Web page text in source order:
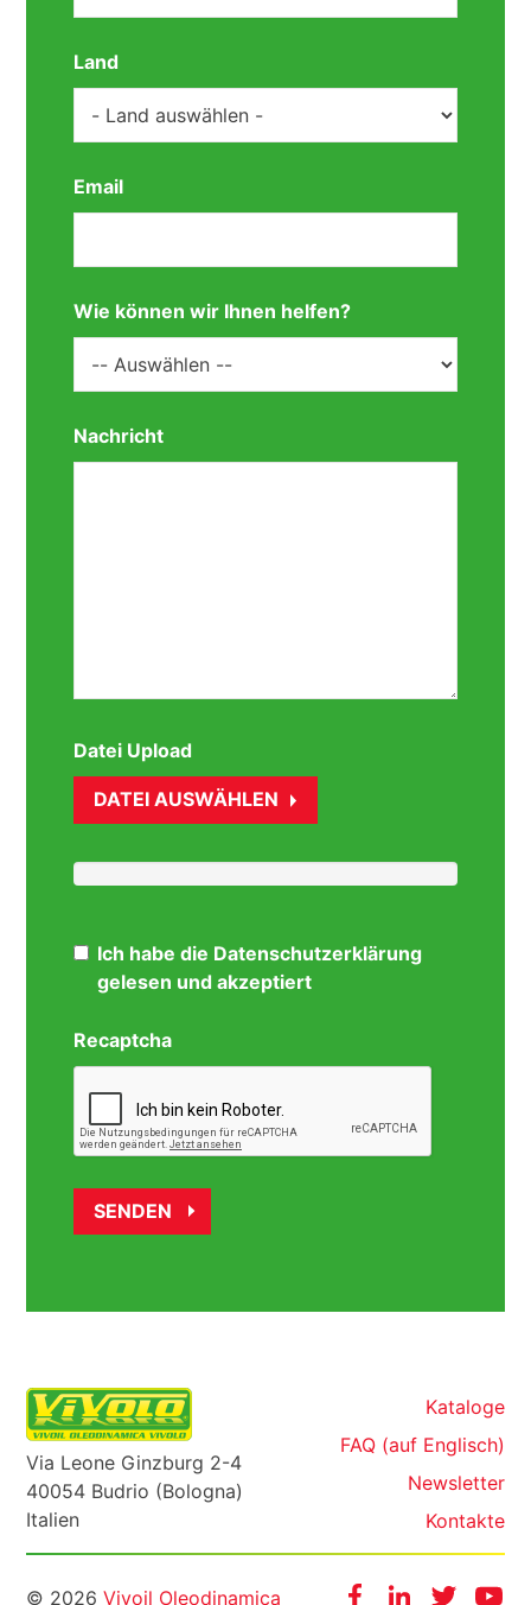
Land
Email
Wie können wir Ihnen helfen?
Nachricht
Datei Upload
DATEI AUSWÄHLEN
Ich habe die Datenschutzerklärung
gelesen und akzeptiert
Recaptcha
Via Leone Ginzburg 2-4
40054 Budrio (Bologna)
Italien
Kataloge
FAQ (auf Englisch)
Newsletter
Kontakte
FacebookInstagram
Twitter
© 2026Vivoil Oleodinamica